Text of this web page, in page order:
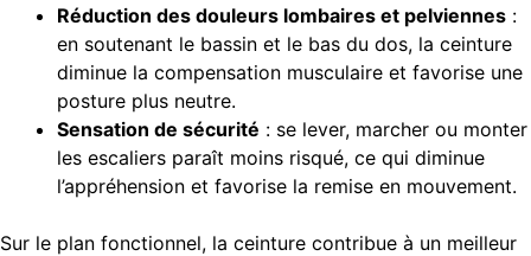
Réduction des douleurs lombaires et pelviennes :
en soutenant le bassin et le bas du dos, la ceinture
diminue la compensation musculaire et favorise une
posture plus neutre.
Sensation de sécurité : se lever, marcher ou monter
les escaliers paraît moins risqué, ce qui diminue
l’appréhension et favorise la remise en mouvement.
Sur le plan fonctionnel, la ceinture contribue à un meilleur